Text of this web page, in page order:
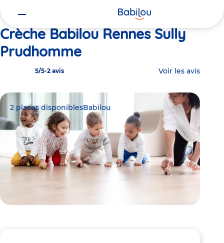
Crèche Babilou Rennes Sully
Prudhomme
5/5-2 avis Voir les avis
2 places disponiblesBabilou